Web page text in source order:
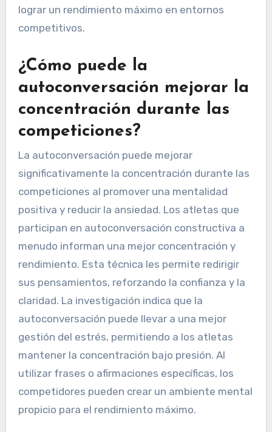
lograr un rendimiento máximo en entornos
competitivos.
¿Cómo puede la
autoconversación mejorar la
concentración durante las
competiciones?
La autoconversación puede mejorar
significativamente la concentración durante las
competiciones al promover una mentalidad
positiva y reducir la ansiedad. Los atletas que
participan en autoconversación constructiva a
menudo informan una mejor concentración y
rendimiento. Esta técnica les permite redirigir
sus pensamientos, reforzando la confianza y la
claridad. La investigación indica que la
autoconversación puede llevar a una mejor
gestión del estrés, permitiendo a los atletas
mantener la concentración bajo presión. Al
utilizar frases o afirmaciones específicas, los
competidores pueden crear un ambiente mental
propicio para el rendimiento máximo.